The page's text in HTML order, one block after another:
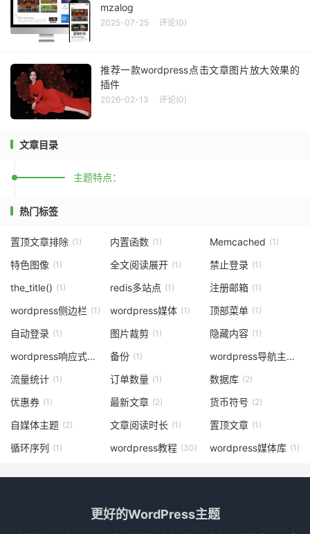
mzalog
2025-07-25 评论(0)
推荐一款wordpress点击文章图片放大效果的
插件
2026-02-13 评论(0)
文章目录
主题特点：
热门标签
置顶文章排除 (1) 内置函数 (1) Memcached (1)
特色图像 (1) 全文阅读展开 (1) 禁止登录 (1)
the_title() (1) redis多站点 (1) 注册邮箱 (1)
wordpress侧边栏 (1) wordpress媒体 (1) 顶部菜单 (1)
自动登录 (1) 图片裁剪 (1) 隐藏内容 (1)
wordpress响应式主题 (1)
备份 (1) wordpress导航主题
流量统计 (1) 订单数量 (1) 数据库 (2)
优惠券 (1) 最新文章 (2) 货币符号 (2)
自媒体主题 (2) 文章阅读时长 (1) 置顶文章 (1)
循环序列 (1) wordpress教程 (30) wordpress媒体库 (1)
更好的WordPress主题